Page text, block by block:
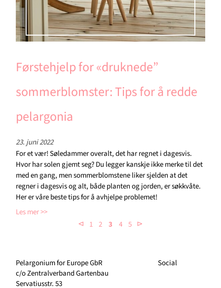
Førstehjelp for «druknede”
sommerblomster: Tips for å redde
pelargonia
23. juni 2022
For et vær! Søledammer overalt, det har regnet i dagesvis.
Hvor har solen gjemt seg? Du legger kanskje ikke merke til det
med en gang, men sommerblomstene liker sjelden at det
regner i dagesvis og alt, både planten og jorden, er søkkvåte.
Her er våre beste tips for å avhjelpe problemet!
Les mer
⊲
1 2 3 4 5 ⊳
Pelargonium for Europe GbR
c/o Zentralverband Gartenbau
Servatiusstr. 53
Social